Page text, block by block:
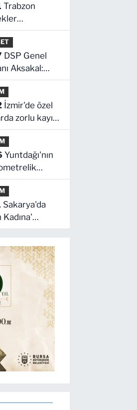
Trabzon
Şubesi
Aksakal:
bitirilmesi
destek için
zorlu kayıt
Teşvikler
veli devlet
yöneldi
Yuntdağı'nın
konfor
Kadına'
Akyazı'da